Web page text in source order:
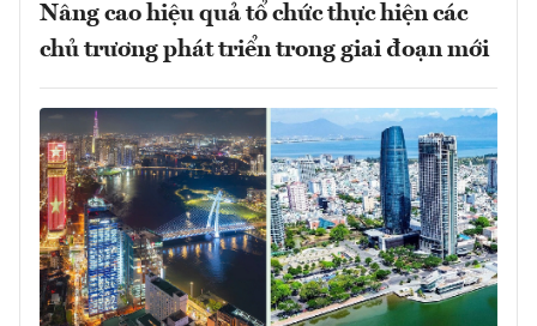
Nâng cao hiệu quả tổ chức thực hiện các
chủ trương phát triển trong giai đoạn mới